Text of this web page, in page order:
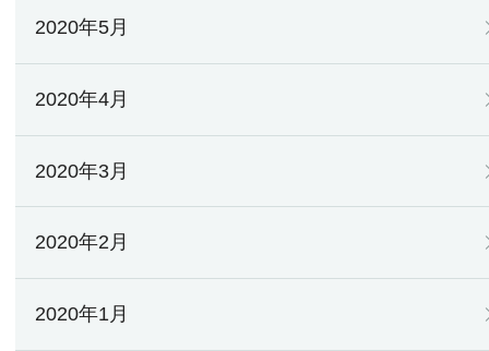
2020年5月
2020年4月
2020年3月
2020年2月
2020年1月